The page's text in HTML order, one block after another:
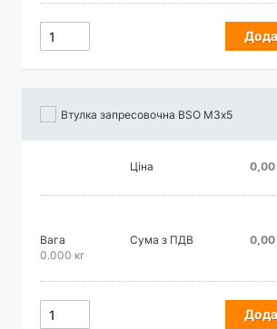
Втулка запресовочна BSO М3х5
Ціна 0,00
Вага
0.000 кг
Сума з ПДВ 0,00